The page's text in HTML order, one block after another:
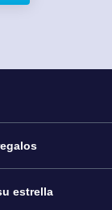
Online
estrella